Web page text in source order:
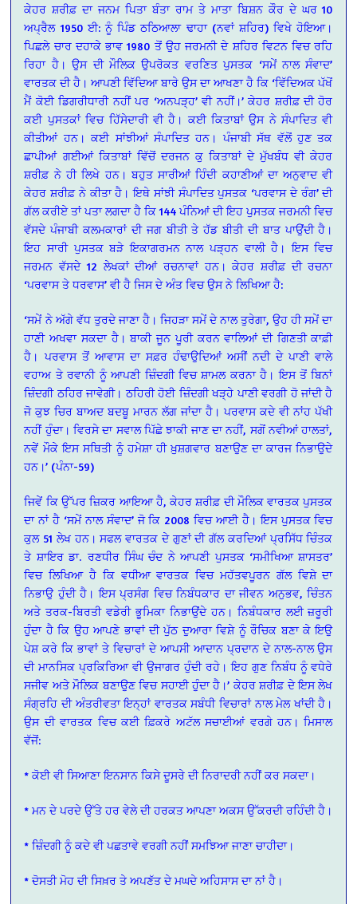
ਕੇਹਰ ਸ਼ਰੀਫ਼ ਦਾ ਜਨਮ ਪਿਤਾ ਬੰਤਾ ਰਾਮ ਤੇ ਮਾਤਾ ਬਿਸ਼ਨ ਕੌਰ ਦੇ ਘਰ 10
ਅਪ੍ਰੈਲ 1950 ਈ: ਨੂੰ ਪਿੰਡ ਠਠਿਆਲਾ ਢਾਹਾ (ਨਵਾਂ ਸ਼ਹਿਰ) ਵਿਖੇ ਹੋਇਆ।
ਪਿਛਲੇ ਚਾਰ ਦਹਾਕੇ ਭਾਵ 1980 ਤੋਂ ਉਹ ਜਰਮਨੀ ਦੇ ਸ਼ਹਿਰ ਵਿਟਨ ਵਿਚ ਰਹਿ
ਰਿਹਾ ਹੈ। ਉਸ ਦੀ ਮੌਲਿਕ ਉਪਰੋਕਤ ਵਰਣਿਤ ਪੁਸਤਕ ‘ਸਮੇਂ ਨਾਲ ਸੰਵਾਦ’
ਵਾਰਤਕ ਦੀ ਹੈ। ਆਪਣੀ ਵਿੱਦਿਆ ਬਾਰੇ ਉਸ ਦਾ ਆਖਣਾ ਹੈ ਕਿ ‘ਵਿੱਦਿਅਕ ਪੱਖੋਂ
ਮੈਂ ਕੋਈ ਡਿਗਰੀਧਾਰੀ ਨਹੀਂ ਪਰ ‘ਅਨਪੜ੍ਹ’ ਵੀ ਨਹੀਂ।’ ਕੇਹਰ ਸ਼ਰੀਫ਼ ਦੀ ਹੋਰ
ਕਈ ਪੁਸਤਕਾਂ ਵਿਚ ਹਿੱਸੇਦਾਰੀ ਵੀ ਹੈ। ਕਈ ਕਿਤਾਬਾਂ ਉਸ ਨੇ ਸੰਪਾਦਿਤ ਵੀ
ਕੀਤੀਆਂ ਹਨ। ਕਈ ਸਾਂਝੀਆਂ ਸੰਪਾਦਿਤ ਹਨ। ਪੰਜਾਬੀ ਸੱਥ ਵੱਲੋਂ ਹੁਣ ਤਕ
ਛਾਪੀਆਂ ਗਈਆਂ ਕਿਤਾਬਾਂ ਵਿੱਚੋਂ ਦਰਜਨ ਕੁ ਕਿਤਾਬਾਂ ਦੇ ਮੁੱਖਬੰਧ ਵੀ ਕੇਹਰ
ਸ਼ਰੀਫ਼ ਨੇ ਹੀ ਲਿਖੇ ਹਨ। ਬਹੁਤ ਸਾਰੀਆਂ ਹਿੰਦੀ ਕਹਾਣੀਆਂ ਦਾ ਅਨੁਵਾਦ ਵੀ
ਕੇਹਰ ਸ਼ਰੀਫ਼ ਨੇ ਕੀਤਾ ਹੈ। ਇਥੇ ਸਾਂਝੀ ਸੰਪਾਦਿਤ ਪੁਸਤਕ ‘ਪਰਵਾਸ ਦੇ ਰੰਗ’ ਦੀ
ਗੱਲ ਕਰੀਏ ਤਾਂ ਪਤਾ ਲਗਦਾ ਹੈ ਕਿ 144 ਪੰਨਿਆਂ ਦੀ ਇਹ ਪੁਸਤਕ ਜਰਮਨੀ ਵਿਚ
ਵੱਸਦੇ ਪੰਜਾਬੀ ਕਲਮਕਾਰਾਂ ਦੀ ਜਗ ਬੀਤੀ ਤੇ ਹੱਡ ਬੀਤੀ ਦੀ ਬਾਤ ਪਾਉਂਦੀ ਹੈ।
ਇਹ ਸਾਰੀ ਪੁਸਤਕ ਬੜੇ ਇਕਾਗਰਮਨ ਨਾਲ ਪੜ੍ਹਨ ਵਾਲੀ ਹੈ। ਇਸ ਵਿਚ
ਜਰਮਨ ਵੱਸਦੇ 12 ਲੇਖਕਾਂ ਦੀਆਂ ਰਚਨਾਵਾਂ ਹਨ। ਕੇਹਰ ਸ਼ਰੀਫ਼ ਦੀ ਰਚਨਾ
‘ਪਰਵਾਸ ਤੇ ਧਰਵਾਸ’ ਵੀ ਹੈ ਜਿਸ ਦੇ ਅੰਤ ਵਿਚ ਉਸ ਨੇ ਲਿਖਿਆ ਹੈ:
‘ਸਮੇਂ ਨੇ ਅੱਗੇ ਵੱਧ ਤੁਰਦੇ ਜਾਣਾ ਹੈ। ਜਿਹੜਾ ਸਮੇਂ ਦੇ ਨਾਲ ਤੁਰੇਗਾ, ਉਹ ਹੀ ਸਮੇਂ ਦਾ
ਹਾਣੀ ਅਖਵਾ ਸਕਦਾ ਹੈ। ਬਾਕੀ ਜੂਨ ਪੂਰੀ ਕਰਨ ਵਾਲਿਆਂ ਦੀ ਗਿਣਤੀ ਕਾਫ਼ੀ
ਹੈ। ਪਰਵਾਸ ਤੋਂ ਆਵਾਸ ਦਾ ਸਫ਼ਰ ਹੰਢਾਉਦਿਆਂ ਅਸੀਂ ਨਦੀ ਦੇ ਪਾਣੀ ਵਾਲੇ
ਵਹਾਅ ਤੇ ਰਵਾਨੀ ਨੂੰ ਆਪਣੀ ਜ਼ਿੰਦਗੀ ਵਿਚ ਸ਼ਾਮਲ ਕਰਨਾ ਹੈ। ਇਸ ਤੋਂ ਬਿਨਾਂ
ਜ਼ਿੰਦਗੀ ਠਹਿਰ ਜਾਵੇਗੀ। ਠਹਿਰੀ ਹੋਈ ਜ਼ਿੰਦਗੀ ਖੜ੍ਹੇ ਪਾਣੀ ਵਰਗੀ ਹੋ ਜਾਂਦੀ ਹੈ
ਜੋ ਕੁਝ ਚਿਰ ਬਾਅਦ ਬਦਬੂ ਮਾਰਨ ਲੱਗ ਜਾਂਦਾ ਹੈ। ਪਰਵਾਸ ਕਦੇ ਵੀ ਨਾਂਹ ਪੱਖੀ
ਨਹੀਂ ਹੁੰਦਾ। ਵਿਰਸੇ ਦਾ ਸਵਾਲ ਪਿੱਛੇ ਝਾਕੀ ਜਾਣ ਦਾ ਨਹੀਂ, ਸਗੋਂ ਨਵੀਆਂ ਹਾਲਤਾਂ,
ਨਵੇਂ ਮੌਕੇ ਇਸ ਸਥਿਤੀ ਨੂੰ ਹਮੇਸ਼ਾ ਹੀ ਖ਼ੁਸ਼ਗਵਾਰ ਬਣਾਉਣ ਦਾ ਕਾਰਜ ਨਿਭਾਉਦੇ
ਹਨ।’ (ਪੰਨਾ-59)
ਜਿਵੇਂ ਕਿ ਉੱਪਰ ਜ਼ਿਕਰ ਆਇਆ ਹੈ, ਕੇਹਰ ਸ਼ਰੀਫ਼ ਦੀ ਮੌਲਿਕ ਵਾਰਤਕ ਪੁਸਤਕ
ਦਾ ਨਾਂ ਹੈ ‘ਸਮੇਂ ਨਾਲ ਸੰਵਾਦ’ ਜੋ ਕਿ 2008 ਵਿਚ ਆਈ ਹੈ। ਇਸ ਪੁਸਤਕ ਵਿਚ
ਕੁਲ 51 ਲੇਖ ਹਨ। ਸਫਲ ਵਾਰਤਕ ਦੇ ਗੁਣਾਂ ਦੀ ਗੱਲ ਕਰਦਿਆਂ ਪ੍ਰਸਿੱਧ ਚਿੰਤਕ
ਤੇ ਸ਼ਾਇਰ ਡਾ. ਰਣਧੀਰ ਸਿੰਘ ਚੰਦ ਨੇ ਆਪਣੀ ਪੁਸਤਕ ‘ਸਮੀਖਿਆ ਸ਼ਾਸਤਰ’
ਵਿਚ ਲਿਖਿਆ ਹੈ ਕਿ ਵਧੀਆ ਵਾਰਤਕ ਵਿਚ ਮਹੱਤਵਪੂਰਨ ਗੱਲ ਵਿਸ਼ੇ ਦਾ
ਨਿਭਾਉ ਹੁੰਦੀ ਹੈ। ਇਸ ਪ੍ਰਸੰਗ ਵਿਚ ਨਿਬੰਧਕਾਰ ਦਾ ਜੀਵਨ ਅਨੁਭਵ, ਚਿੰਤਨ
ਅਤੇ ਤਰਕ-ਬਿਰਤੀ ਵਡੇਰੀ ਭੂਮਿਕਾ ਨਿਭਾਉਂਦੇ ਹਨ। ਨਿਬੰਧਕਾਰ ਲਈ ਜ਼ਰੂਰੀ
ਹੁੰਦਾ ਹੈ ਕਿ ਉਹ ਆਪਣੇ ਭਾਵਾਂ ਦੀ ਪੁੱਠ ਦੁਆਰਾ ਵਿਸ਼ੇ ਨੂੰ ਰੌਚਿਕ ਬਣਾ ਕੇ ਇਉ
ਪੇਸ਼ ਕਰੇ ਕਿ ਭਾਵਾਂ ਤੇ ਵਿਚਾਰਾਂ ਦੇ ਆਪਸੀ ਆਦਾਨ ਪ੍ਰਦਾਨ ਦੇ ਨਾਲ-ਨਾਲ ਉਸ
ਦੀ ਮਾਨਸਿਕ ਪ੍ਰਕਿਰਿਆ ਵੀ ਉਜਾਗਰ ਹੁੰਦੀ ਰਹੇ। ਇਹ ਗੁਣ ਨਿਬੰਧ ਨੂੰ ਵਧੇਰੇ
ਸਜੀਵ ਅਤੇ ਮੌਲਿਕ ਬਣਾਉਣ ਵਿਚ ਸਹਾਈ ਹੁੰਦਾ ਹੈ।’ ਕੇਹਰ ਸ਼ਰੀਫ਼ ਦੇ ਇਸ ਲੇਖ
ਸੰਗ੍ਰਹਿ ਦੀ ਅੰਤਰੀਵਤਾ ਇਨ੍ਹਾਂ ਵਾਰਤਕ ਸਬੰਧੀ ਵਿਚਾਰਾਂ ਨਾਲ ਮੇਲ ਖਾਂਦੀ ਹੈ।
ਉਸ ਦੀ ਵਾਰਤਕ ਵਿਚ ਕਈ ਫ਼ਿਕਰੇ ਅਟੱਲ ਸਚਾਈਆਂ ਵਰਗੇ ਹਨ। ਮਿਸਾਲ
ਵੱਜੋਂ:
* ਕੋਈ ਵੀ ਸਿਆਣਾ ਇਨਸਾਨ ਕਿਸੇ ਦੂਸਰੇ ਦੀ ਨਿਰਾਦਰੀ ਨਹੀਂ ਕਰ ਸਕਦਾ।
* ਮਨ ਦੇ ਪਰਦੇ ਉੱਤੇ ਹਰ ਵੇਲੇ ਦੀ ਹਰਕਤ ਆਪਣਾ ਅਕਸ ਉੱਕਰਦੀ ਰਹਿੰਦੀ ਹੈ।
* ਜ਼ਿੰਦਗੀ ਨੂੰ ਕਦੇ ਵੀ ਪਛਤਾਵੇ ਵਰਗੀ ਨਹੀਂ ਸਮਝਿਆ ਜਾਣਾ ਚਾਹੀਦਾ।
* ਦੋਸਤੀ ਮੋਹ ਦੀ ਸਿਖ਼ਰ ਤੇ ਅਪਣੱਤ ਦੇ ਮਘਦੇ ਅਹਿਸਾਸ ਦਾ ਨਾਂ ਹੈ।